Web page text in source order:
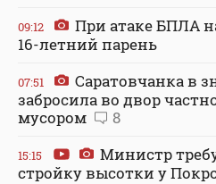
09:12
При атаке БПЛА
16-летний парень
07:51
Саратовчанка в
забросила во двор
мусором
8
15:15
Министр
стройку высотки у